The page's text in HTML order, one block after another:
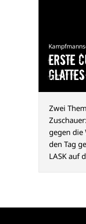
Erste
Zwei
gegen die
den Tag
LASK auf